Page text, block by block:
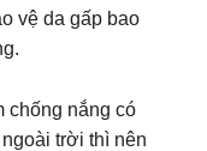
vệ da gấp bao
chống nắng có
trời thì nên